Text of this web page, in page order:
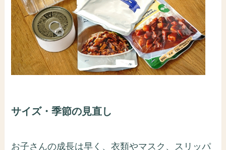
サイズ・季節の見直し
お子さんの成長は早く、衣類やマスク、スリッパ